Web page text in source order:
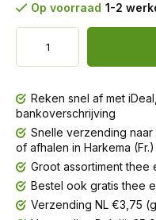
Op voorraad 1-2
Reken snel af met
bankoverschrijving
Snelle verzending
of afhalen in Harkema (Fr.)
Groot assortiment thee
Bestel ook gratis thee
Verzending NL €3,75